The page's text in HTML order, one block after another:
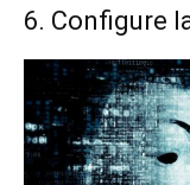
6. Configure